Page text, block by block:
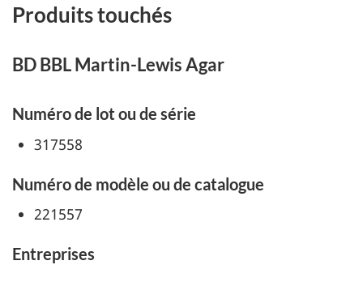
Produits touchés
BD BBL Martin-Lewis Agar
Numéro de lot ou de série
317558
Numéro de modèle ou de catalogue
221557
Entreprises